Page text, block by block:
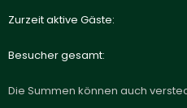
Zurzeit aktive Gäste
Besucher gesamt
Die Summen können auch